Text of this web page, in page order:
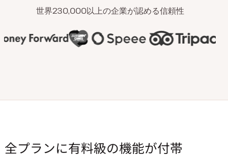
世界230,000以上の企業が認める信頼性
全プランに有料級の機能が付帯